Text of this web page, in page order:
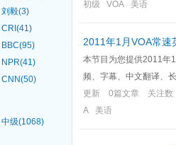
刘毅(3)
CRI(41)
BBC(95)
NPR(41)
CNN(50)
中级(1068)
初级 VOA 美语
2011年1月VOA常速
本节目为您提供2011年
频、字幕、中文翻译、
更新 0篇文章 关注数
A 美语